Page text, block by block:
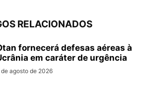
RELACIONADOS
fornecerá defesas aéreas à
em caráter de urgência
de agosto de 2026